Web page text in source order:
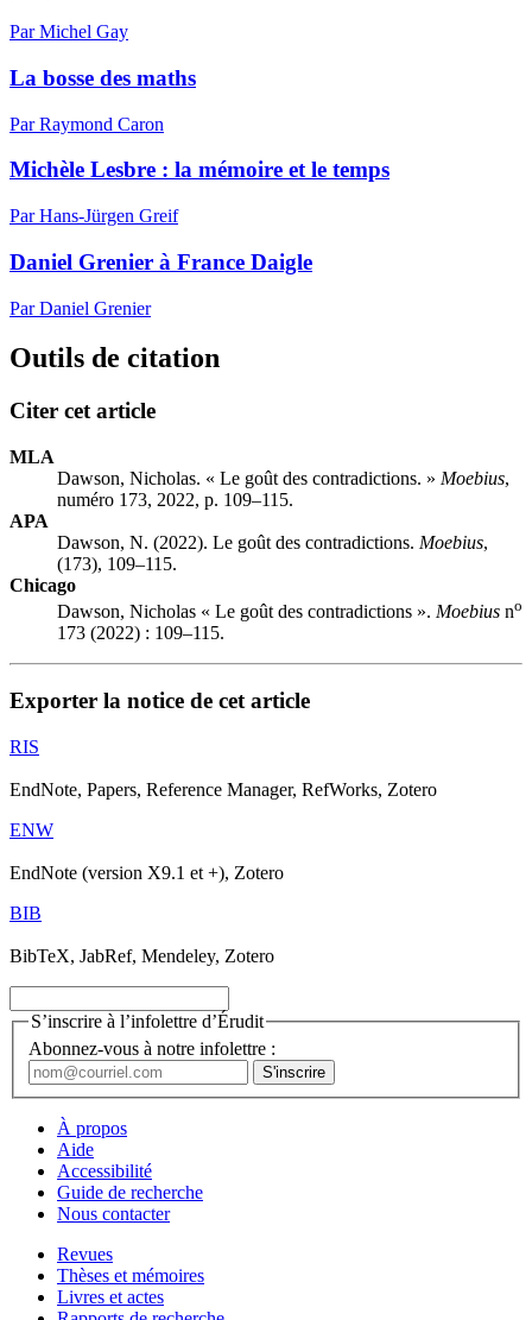
Par Michel Gay
La bosse des maths
Par Raymond Caron
Michèle Lesbre : la mémoire et le temps
Par Hans-Jürgen Greif
Daniel Grenier à France Daigle
Par Daniel Grenier
Outils de citation
Citer cet article
MLA
Dawson, Nicholas. « Le goût des contradictions. » Moebius,
numéro 173, 2022, p. 109–115.
APA
Dawson, N. (2022). Le goût des contradictions. Moebius,
(173), 109–115.
Chicago
Dawson, Nicholas « Le goût des contradictions ». Moebius no
173 (2022) : 109–115.
Exporter la notice de cet article
RIS
EndNote, Papers, Reference Manager, RefWorks, Zotero
ENW
EndNote (version X9.1 et +), Zotero
BIB
BibTeX, JabRef, Mendeley, Zotero
S’inscrire à l’infolettre d’Érudit
Abonnez-vous à notre infolettre :
À propos
Aide
Accessibilité
Guide de recherche
Nous contacter
Revues
Thèses et mémoires
Livres et actes